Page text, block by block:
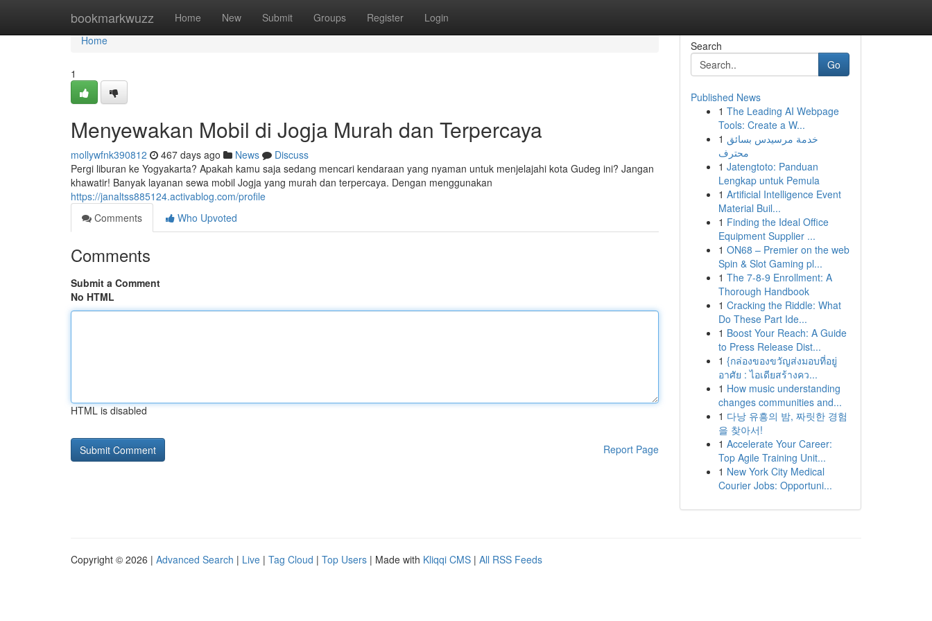
bookmarkwuzz Home New Submit Groups Register Login
Home
Home
1
Menyewakan Mobil di Jogja Murah dan Terpercaya
mollywfnk390812 467 days ago News
Discuss
Pergi liburan ke Yogyakarta? Apakah kamu saja sedang mencari kendaraan yang nyaman untuk menjelajahi kota Gudeg ini? Jangan
khawatir! Banyak layanan sewa mobil Jogja yang murah dan terpercaya. Dengan menggunakan
https://janaltss885124.activablog.com/profile
Comments
Who Upvoted
Comments
Submit a Comment
No HTML
HTML is disabled
Report Page
Search
Go
Published News
1 The Leading AI Webpage
Tools: Create a W...
1 خدمة مرسيدس بسائق
محترف
1 Jatengtoto: Panduan
Lengkap untuk Pemula
1 Artificial Intelligence Event
Material Buil...
1 Finding the Ideal Office
Equipment Supplier ...
1 ON68 – Premier on the web
Spin & Slot Gaming pl...
1 The 7-8-9 Enrollment: A
Thorough Handbook
1 Cracking the Riddle: What
Do These Part Ide...
1 Boost Your Reach: A Guide
to Press Release Dist...
1 {กล่องของขวัญส่งมอบที่อยู่
อาศัย : ไอเดียสร้างคว...
1 How music understanding
changes communities and...
1 다낭 유흥의 밤, 짜릿한 경험
을 찾아서!
1 Accelerate Your Career:
Top Agile Training Unit...
1 New York City Medical
Courier Jobs: Opportuni...
Copyright © 2026 | Advanced Search | Live | Tag Cloud | Top Users | Made with Kliqqi CMS | All RSS Feeds